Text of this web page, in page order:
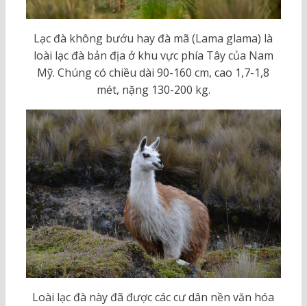
Lạc đà không bướu hay đà mã (Lama glama) là
loài lạc đà bản địa ở khu vực phía Tây của Nam
Mỹ. Chúng có chiều dài 90-160 cm, cao 1,7-1,8
mét, nặng 130-200 kg.
Loài lạc đà này đã được các cư dân nền văn hóa